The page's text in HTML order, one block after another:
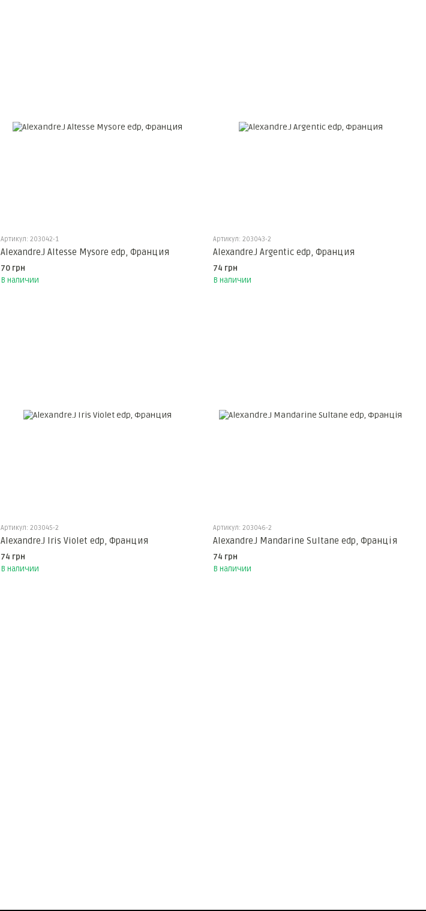
Артикул: 203042-1
Alexandre.J Altesse Mysore edp, Франция
70 грн
В наличии
Артикул: 203043-2
Alexandre.J Argentic edp, Франция
74 грн
В наличии
Артикул: 203045-2
Alexandre.J Iris Violet edp, Франция
74 грн
В наличии
Артикул: 203046-2
Alexandre.J Mandarine Sultane edp, Франція
74 грн
В наличии